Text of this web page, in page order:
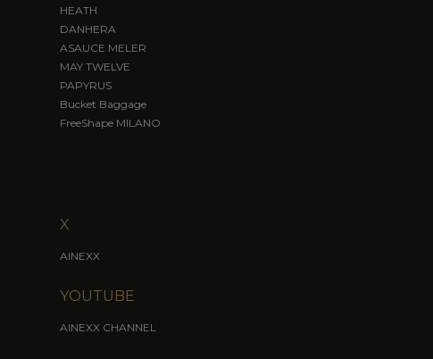
HEATH
DANHERA
ASAUCE MELER
MAY TWELVE
PAPYRUS
Bucket Baggage
FreeShape MILANO
X
AINEXX
YOUTUBE
AINEXX CHANNEL